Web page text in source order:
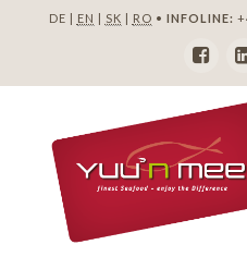
DE | EN | SK | RO • INFOLINE: